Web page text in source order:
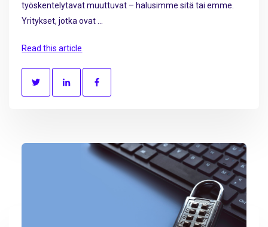
työskentelytavat muuttuvat – halusimme sitä tai emme.
Yritykset, jotka ovat ...
Read this article